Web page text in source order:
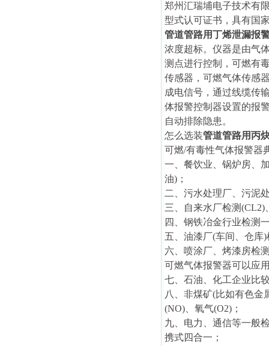
郑州汇瑞埔电子技术有
型式认可证书，具有国
管道管路用丁烯泄漏报
浓度超标。仪器是由气
测点进行控制，可燃有
传感器，可燃气体传感
成电信号，通过线缆传
体报警控制器设置的报
自动排除隐患。
怎么选装管道管路用丙
可燃/有毒性气体报警器
一、餐饮业、锅炉房、
油)；
二、污水处理厂、污泥
三、自来水厂检测(CL2)
四、钢铁冶金行业检测
五、油漆厂(车间、仓库
六、喷涂厂、烤漆房检
可燃气体报警器可以应
七、石油、化工企业比
八、非煤矿(比如有色金
(NO)、氧气(O2)；
九、电力、通信等一般
携式四合一；